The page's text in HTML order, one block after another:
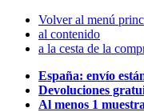
Volver al menú
al contenido
a la cesta de la
España: envío
Devoluciones
Al menos 1